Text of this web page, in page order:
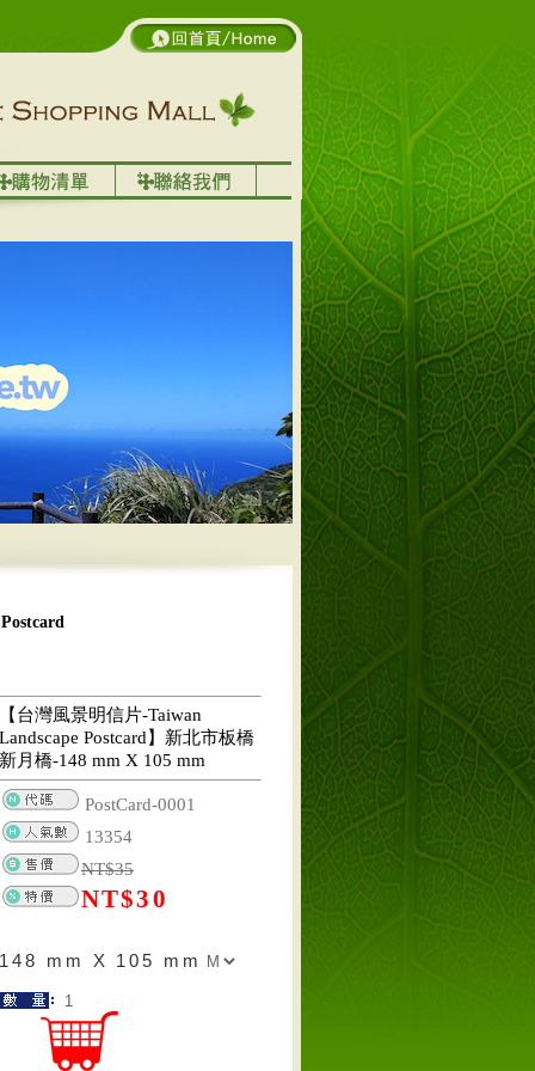
【台灣風景明信片-Taiwan
Landscape Postcard】新北市板橋
新月橋-148 mm X 105 mm
PostCard-0001
13354
NT$35
NT$30
148 mm X 105 mm